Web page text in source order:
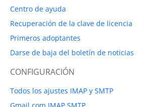
Centro de ayuda
Recuperación de la clave de licencia
Primeros adoptantes
Darse de baja del boletín de noticias
CONFIGURACIÓN
Todos los ajustes IMAP y SMTP